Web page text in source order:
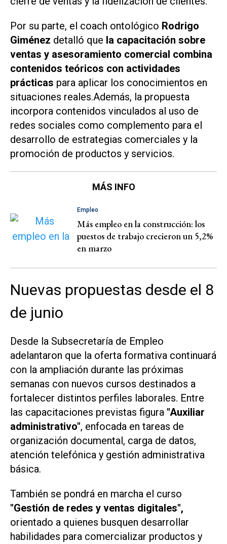
Por su parte, el coach ontológico Rodrigo
Giménez detalló que la capacitación sobre
ventas y asesoramiento comercial combina
contenidos teóricos con actividades
prácticas para aplicar los conocimientos en
situaciones reales.Además, la propuesta
incorpora contenidos vinculados al uso de
redes sociales como complemento para el
desarrollo de estrategias comerciales y la
promoción de productos y servicios.
MÁS INFO
Empleo
Más empleo en la construcción: los
puestos de trabajo crecieron un 5,2%
en marzo
Nuevas propuestas desde el 8
de junio
Desde la Subsecretaría de Empleo
adelantaron que la oferta formativa continuará
con la ampliación durante las próximas
semanas con nuevos cursos destinados a
fortalecer distintos perfiles laborales. Entre
las capacitaciones previstas figura "Auxiliar
administrativo", enfocada en tareas de
organización documental, carga de datos,
atención telefónica y gestión administrativa
básica.
También se pondrá en marcha el curso
"Gestión de redes y ventas digitales",
orientado a quienes busquen desarrollar
habilidades para comercializar productos y